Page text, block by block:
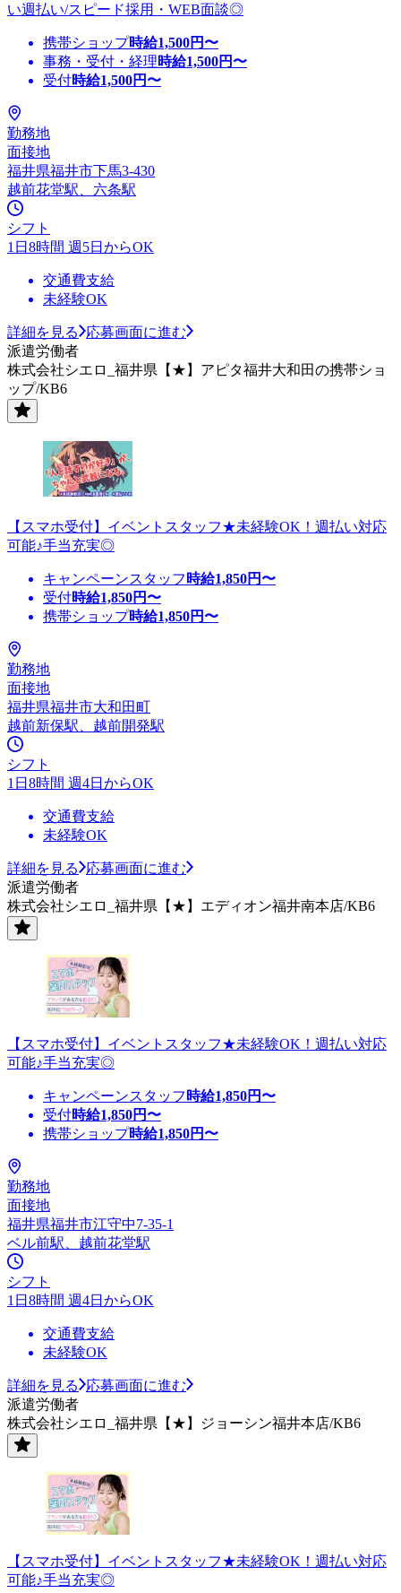
い週払い/スピード採用・WEB面談◎
携帯ショップ時給1,500円〜
事務・受付・経理時給1,500円〜
受付時給1,500円〜
勤務地
面接地
福井県福井市下馬3-430
越前花堂駅、六条駅
シフト
1日8時間 週5日からOK
交通費支給
未経験OK
詳細を見る
応募画面に進む
派遣労働者
株式会社シエロ_福井県【★】アピタ福井大和田の携帯ショ
ップ/KB6
【スマホ受付】イベントスタッフ★未経験OK！週払い対応
可能♪手当充実◎
キャンペーンスタッフ 時給1,850円〜
受付時給1,850円〜
携帯ショップ時給1,850円〜
勤務地
面接地
福井県福井市大和田町
越前新保駅、越前開発駅
シフト
1日8時間 週4日からOK
交通費支給
未経験OK
詳細を見る
応募画面に進む
派遣労働者
株式会社シエロ_福井県【★】エディオン福井南本店/KB6
【スマホ受付】イベントスタッフ★未経験OK！週払い対応
可能♪手当充実◎
キャンペーンスタッフ 時給1,850円〜
受付時給1,850円〜
携帯ショップ時給1,850円〜
勤務地
面接地
福井県福井市江守中7-35-1
ベル前駅、越前花堂駅
シフト
1日8時間 週4日からOK
交通費支給
未経験OK
詳細を見る
応募画面に進む
派遣労働者
株式会社シエロ_福井県【★】ジョーシン福井本店/KB6
【スマホ受付】イベントスタッフ★未経験OK！週払い対応
可能♪手当充実◎